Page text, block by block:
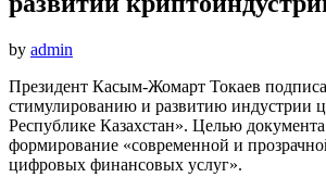
by admin
Президент Касым-Жомарт Токаев
стимулированию и развитию индустрии
Республике Казахстан». Целью документа
формирование «современной и
цифровых финансовых услуг».